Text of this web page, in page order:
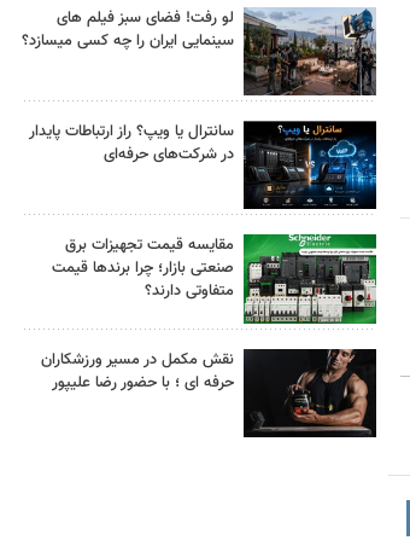
لو رفت! فضای سبز فیلم های
سینمایی ایران را چه کسی میسازد؟
سانترال یا ویپ؟ راز ارتباطات پایدار
در شرکت‌های حرفه‌ای
مقایسه قیمت تجهیزات برق
صنعتی بازار؛ چرا برندها قیمت
متفاوتی دارند؟
نقش مکمل در مسیر ورزشکاران
حرفه ای ؛ با حضور رضا علیپور